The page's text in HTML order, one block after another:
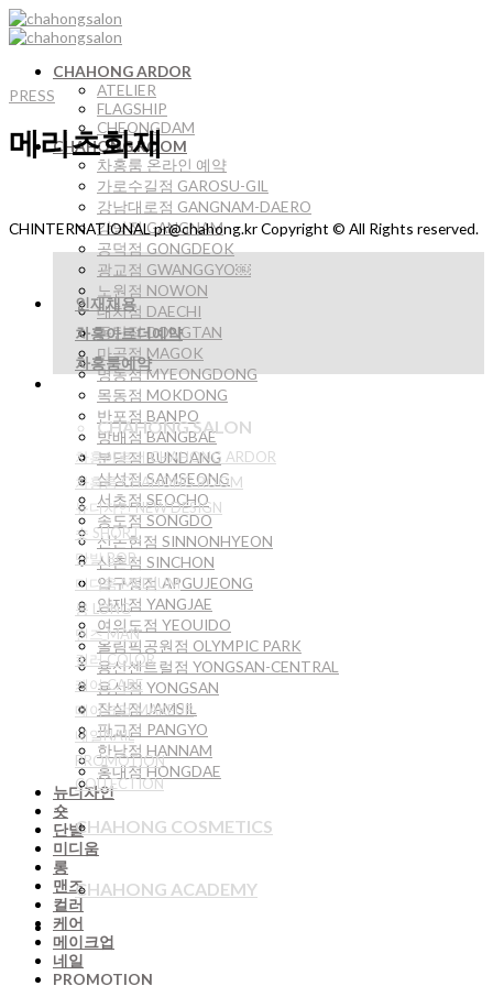
Skip
to
CHAHONG ARDOR
ATELIER
FLAGSHIP
CHEONGDAM
CHAHONG ROOM
차홍룸 온라인 예약
가로수길점 GAROSU-GIL
강남대로점 GANGNAM-DAERO
강남점 GANGNAM
공덕점 GONGDEOK
광교점 GWANGGYO￼
노원점 NOWON
대치점 DAECHI
동탄점 DONGTAN
마곡점 MAGOK
명동점 MYEONGDONG
목동점 MOKDONG
반포점 BANPO
방배점 BANGBAE
분당점 BUNDANG
삼성점 SAMSEONG
서초점 SEOCHO
송도점 SONGDO
신논현점 SINNONHYEON
신촌점 SINCHON
압구정점 APGUJEONG
양재점 YANGJAE
여의도점 YEOUIDO
올림픽공원점 OLYMPIC PARK
용산센트럴점 YONGSAN-CENTRAL
용산점 YONGSAN
잠실점 JAMSIL
판교점 PANGYO
한남점 HANNAM
홍대점 HONGDAE
뉴디자인
숏
단발
미디움
롱
맨즈
컬러
케어
메이크업
네일
PROMOTION
PRESS
메리츠화재
CHINTERNATIONAL pr@chahong.kr Copyright © All Rights reserved.
인재채용
차홍아르더예약
차홍룸예약
CHAHONG SALON
차홍아르더 CHAHONG ARDOR
차홍룸 CHAHONG ROOM
뉴디자인 NEW DESIGN
숏 SHORT
단발 BOB
미디움 MEDIUM
롱 LONG
맨즈 MAN
컬러 COLOR
케어 CARE
메이크업 MAKEUP
네일NAIL
PROMOTION
COLLECTION
CHAHONG COSMETICS
CHAHONG ACADEMY